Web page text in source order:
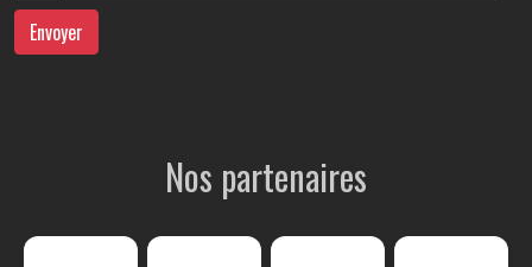
Envoyer
Nos partenaires